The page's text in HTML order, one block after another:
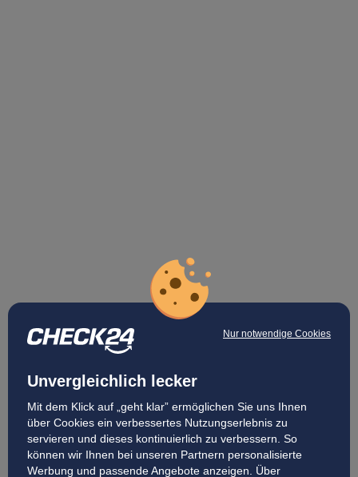
Nur notwendige Cookies
Unvergleichlich lecker
Mit dem Klick auf „geht klar” ermöglichen Sie uns Ihnen
über Cookies ein verbessertes Nutzungserlebnis zu
servieren und dieses kontinuierlich zu verbessern. So
können wir Ihnen bei unseren Partnern personalisierte
Werbung und passende Angebote anzeigen. Über